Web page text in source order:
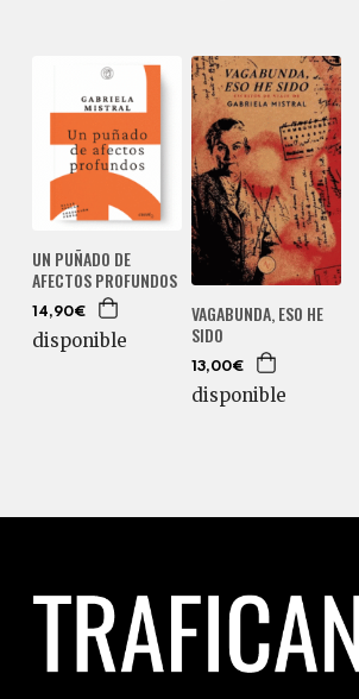
UN PUÑADO DE
AFECTOS PROFUNDOS
14,90€
disponible
VAGABUNDA, ESO HE
SIDO
13,00€
disponible